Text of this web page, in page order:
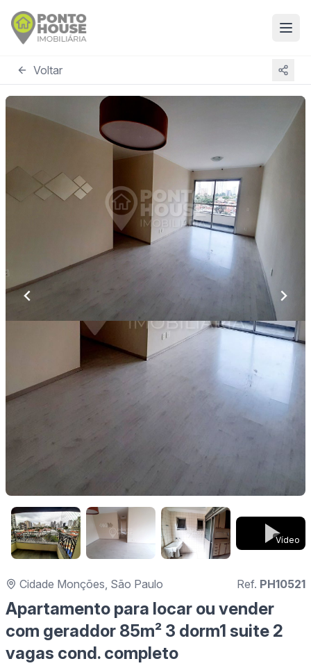
Voltar
Vídeo
Cidade Monções, São Paulo Ref. PH10521
Apartamento para locar ou vender
com geraddor 85m² 3 dorm1 suite 2
vagas cond. completo